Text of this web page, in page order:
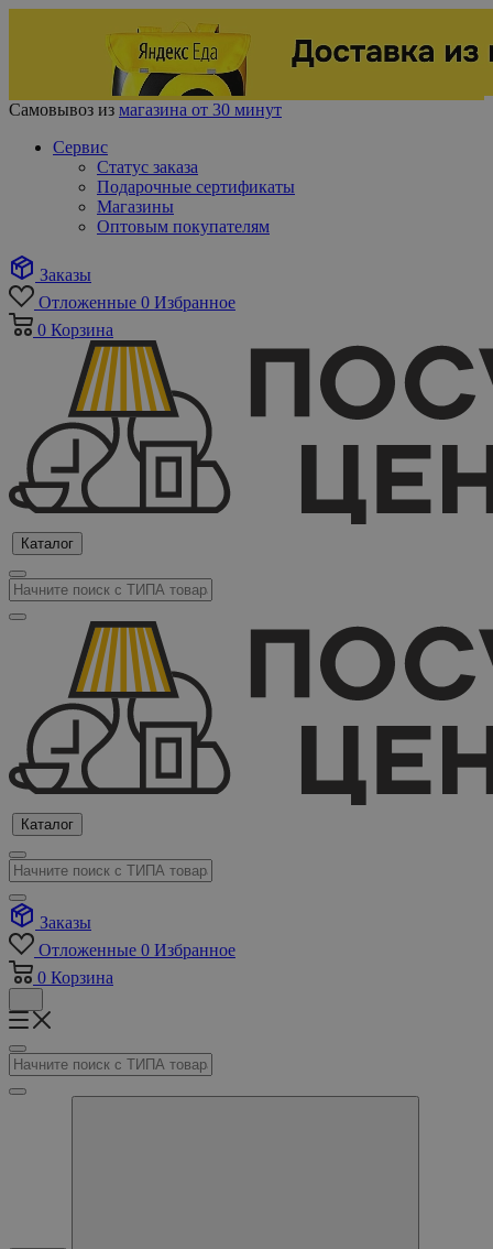
Самовывоз из магазина от 30 минут
Сервис
Статус заказа
Подарочные сертификаты
Магазины
Оптовым покупателям
Заказы
Отложенные 0 Избранное
0 Корзина
Каталог
Каталог
Заказы
Отложенные 0 Избранное
0 Корзина